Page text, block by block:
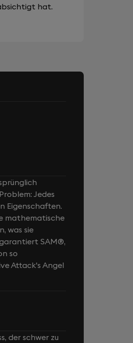
hat.
Jedes
Eigenschaften.
mathematische
was sie
SAM®,
so
Attack's Angel
der schwer zu